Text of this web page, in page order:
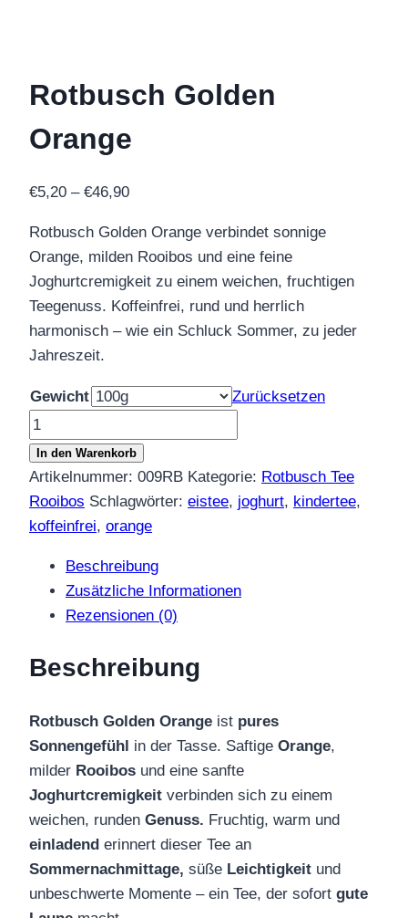
Rotbusch Golden
Orange
€5,20 – €46,90Preisspanne:
bis
€46,90
Rotbusch Golden Orange verbindet sonnige
Orange, milden Rooibos und eine feine
Joghurtcremigkeit zu einem weichen, fruchtigen
Teegenuss. Koffeinfrei, rund und herrlich
harmonisch – wie ein Schluck Sommer, zu jeder
Jahreszeit.
Gewicht
Zurücksetzen
Rotbusch
Golden
Orange
Menge
In den Warenkorb
Artikelnummer: 009RB Kategorie: Rotbusch Tee
Rooibos Schlagwörter: eistee, joghurt, kindertee,
koffeinfrei, orange
Beschreibung
Zusätzliche Informationen
Rezensionen (0)
Beschreibung
Rotbusch Golden Orange ist pures
Sonnengefühl in der Tasse. Saftige Orange,
milder Rooibos und eine sanfte
Joghurtcremigkeit verbinden sich zu einem
weichen, runden Genuss. Fruchtig, warm und
einladend erinnert dieser Tee an
Sommernachmittage, süße Leichtigkeit und
unbeschwerte Momente – ein Tee, der sofort gute